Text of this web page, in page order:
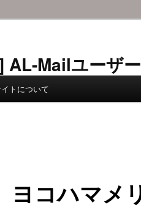
AL-Mailユーザ
トについて
ヨコハマメ